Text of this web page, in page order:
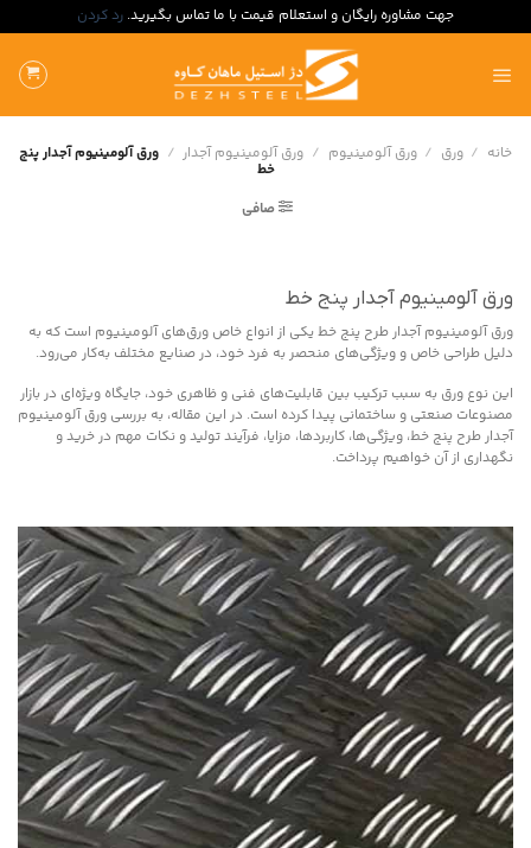
جهت مشاوره رایگان و استعلام قیمت با ما تماس بگیرید. رد کردن
محتوا
بروید
خانه / ورق / ورق آلومینیوم / ورق آلومینیوم آجدار / ورق آلومینیوم آجدار پنج
خط
صافی
ورق آلومینیوم آجدار پنج خط
ورق آلومینیوم آجدار طرح پنج خط یکی از انواع خاص ورق‌های آلومینیوم است که به
دلیل طراحی خاص و ویژگی‌های منحصر به فرد خود، در صنایع مختلف به‌کار می‌رود.
این نوع ورق به سبب ترکیب بین قابلیت‌های فنی و ظاهری خود، جایگاه ویژه‌ای در بازار
مصنوعات صنعتی و ساختمانی پیدا کرده است. در این مقاله، به بررسی ورق آلومینیوم
آجدار طرح پنج خط، ویژگی‌ها، کاربردها، مزایا، فرآیند تولید و نکات مهم در خرید و
نگهداری از آن خواهیم پرداخت.